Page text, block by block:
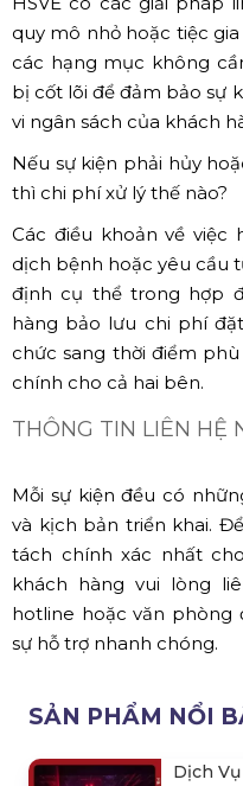
quy mô nhỏ hoặc tiệc
các hạng mục không
bị cốt lõi để đảm bảo sự
vi ngân sách của khách
Nếu sự kiện phải hủy
thì chi phí xử lý thế nào?
Các điều khoản về việc
dịch bệnh hoặc yêu cầu
định cụ thể trong hợp
hàng bảo lưu chi phí
chức sang thời điểm
chính cho cả hai bên.
THÔNG TIN LIÊN HỆ
Mỗi sự kiện đều có
và kịch bản triển khai.
tách chính xác nhất
khách hàng vui lòng
hotline hoặc văn phòng
sự hỗ trợ nhanh chóng.
SẢN PHẨM NỔI
Dịch